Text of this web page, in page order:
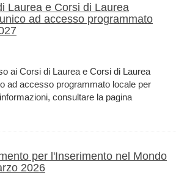
Laurea e Corsi di Laurea
ad accesso programmato
ai Corsi di Laurea e Corsi di Laurea
ad accesso programmato locale per
consultare la pagina
per l'Inserimento nel Mondo
2026